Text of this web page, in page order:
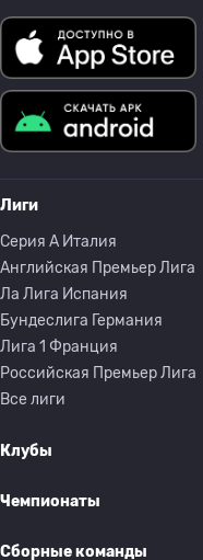
Лиги
Серия A Италия
Английская Премьер Лига
Ла Лига Испания
Бундеслига Германия
Лига 1 Франция
Российская Премьер Лига
Все лиги
Клубы
Чемпионаты
Сборные команды